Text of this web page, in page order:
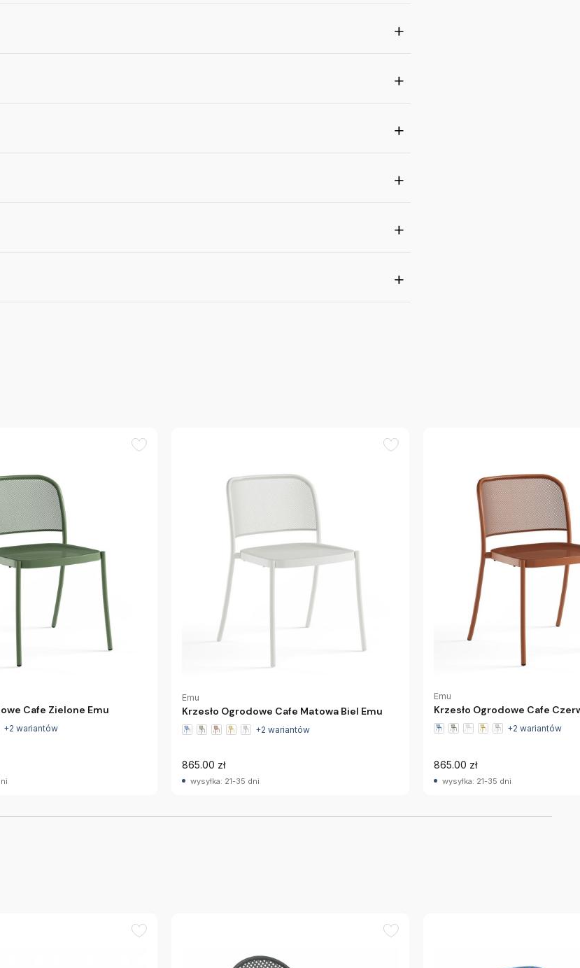
Cafe Zielone Emu
+2 wariantów
Emu
Krzesło Ogrodowe Cafe Matowa Biel Emu
+2 wariantów
865.00 zł
wysyłka: 21-35 dni
Emu
Krzesło Ogrodowe Cafe
+2 wariantów
865.00 zł
wysyłka: 21-35 dni